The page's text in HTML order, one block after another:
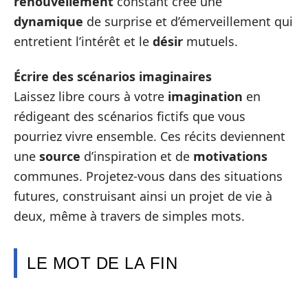
dynamique de surprise et d’émerveillement qui
entretient l’intérêt et le désir mutuels.
Écrire des scénarios imaginaires
Laissez libre cours à votre imagination en
rédigeant des scénarios fictifs que vous
pourriez vivre ensemble. Ces récits deviennent
une source d’inspiration et de motivations
communes. Projetez-vous dans des situations
futures, construisant ainsi un projet de vie à
deux, même à travers de simples mots.
LE MOT DE LA FIN